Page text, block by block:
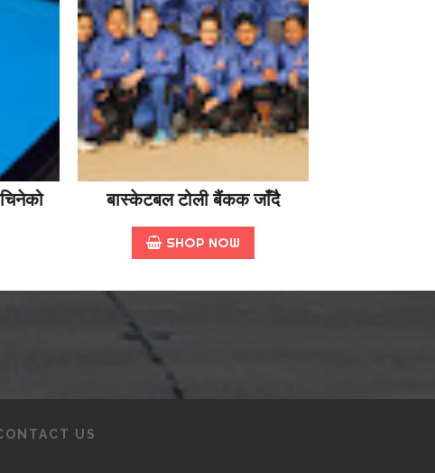
बास्केटबल टोली बैंकक जाँदै
SHOP NOW
US